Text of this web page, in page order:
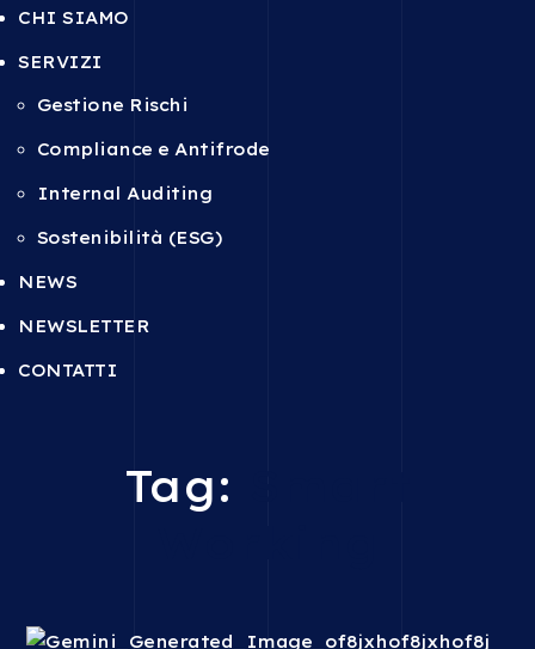
CHI SIAMO
SERVIZI
Gestione Rischi
Compliance e Antifrode
Internal Auditing
Sostenibilità (ESG)
NEWS
NEWSLETTER
CONTATTI
Tag: